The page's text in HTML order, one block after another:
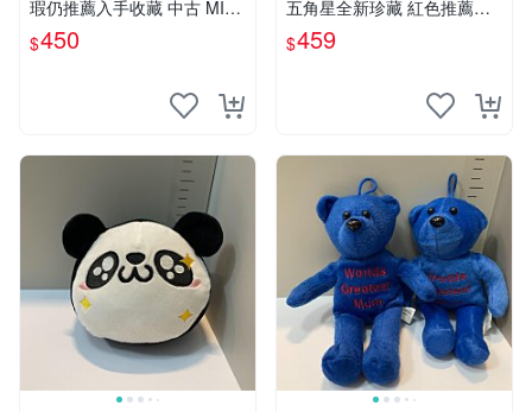
瑕仍推薦入手收藏 中古 MINI
SO 草莓熊 玩具 收藏
$450
五角星全新珍藏 紅色推薦收
藏 玩具掛飾 掛件 新品
$459